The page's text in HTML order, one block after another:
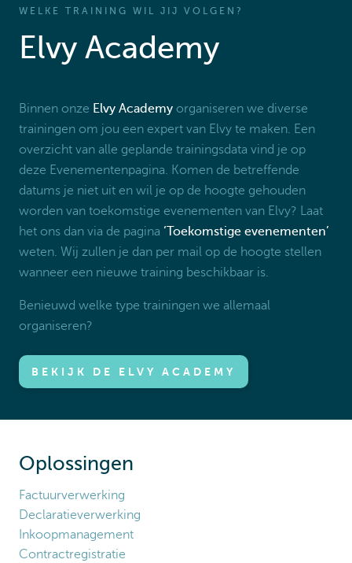
WELKE TRAINING WIL JIJ VOLGEN?
Elvy Academy
Binnen onze Elvy Academy organiseren we diverse
trainingen om jou een expert van Elvy te maken. Een
overzicht van alle geplande trainingsdata vind je op
deze Evenementenpagina. Komen de betreffende
datums je niet uit en wil je op de hoogte gehouden
worden van toekomstige evenementen van Elvy? Laat
het ons dan via de pagina ‘Toekomstige evenementen’
weten. Wij zullen je dan per mail op de hoogte stellen
wanneer een nieuwe training beschikbaar is.
Benieuwd welke type trainingen we allemaal
organiseren?
BEKIJK DE ELVY ACADEMY
Oplossingen
Factuurverwerking
Declaratieverwerking
Inkoopmanagement
Contractregistratie